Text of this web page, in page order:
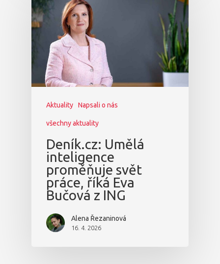
Aktuality Napsali o nás
všechny aktuality
Deník.cz: Umělá
inteligence
proměňuje svět
práce, říká Eva
Bučová z ING
Alena Řezaninová
16. 4. 2026